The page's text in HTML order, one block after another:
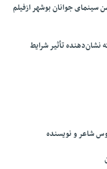
سینمای جوانان بوشهر ازفیلم
که نشان‌دهنده تأثیر شرایط
شاعر و نویسنده